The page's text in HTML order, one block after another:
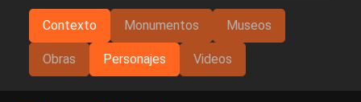
Contexto Monumentos Museos
Obras Personajes Videos